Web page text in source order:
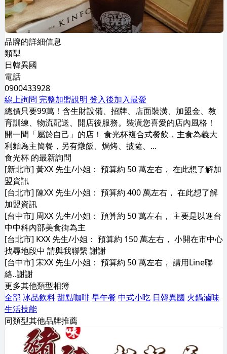
品牌的詳細信息
類型
日韓異國
電話
0900433928
線上詢問 完整加盟說明 登入後加入最愛
總價只要99萬！含生財設備、招牌、店面裝潢、加盟金、教
育訓練、物流配送、開店後服務。裝潢您喜愛的店內風格！
開一間「屬於自己」的店！ 食光杯複合式餐飲，主食為義大
利麵為主簡餐，另有燉飯、焗烤、披薩、...
食光杯 的最新詢問
[新北市] 黃XX 先生/小姐： 預算約 50 萬左右， 在此想了解加
盟資訊
[台北市] 陳XX 先生/小姐： 預算約 400 萬左右， 在此想了解
加盟資訊
[台中市] 周XX 先生/小姐： 預算約 50 萬左右， 主要是以進台
中中科內部美食街為主
[台北市] KXX 先生/小姐： 預算約 150 萬左右， 小開在市中心
找尋地段中 請與我聯繫 謝謝
[台中市] 宋XX 先生/小姐： 預算約 50 萬左右， 請用Line聯
絡..謝謝
更多其他類型相簿
全部 冰品飲料甜點咖啡早午餐 中式小吃 日韓異國 火鍋滷味
生活技能
同類型其他品牌推薦